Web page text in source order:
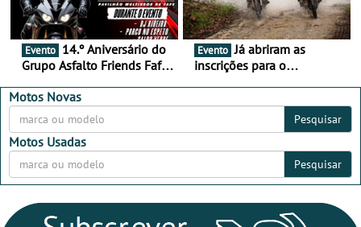
Evento
Grupo Asfalto Friends Fafe,
2026
Evento Já abriram as
inscrições para o
Motos Novas
Pesquisar
Motos Usadas
Pesquisar